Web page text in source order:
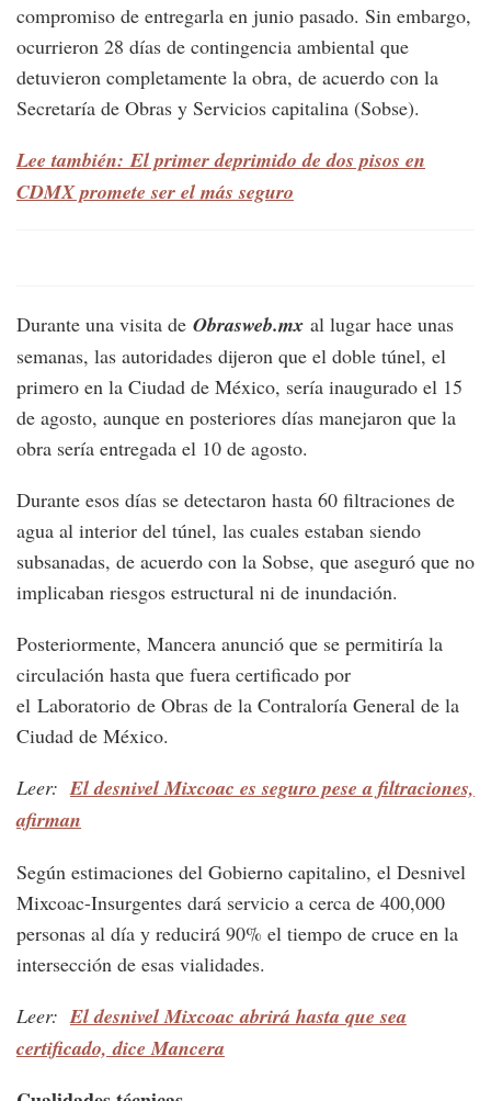
compromiso de entregarla en junio pasado. Sin embargo,
ocurrieron 28 días de contingencia ambiental que
detuvieron completamente la obra, de acuerdo con la
Secretaría de Obras y Servicios capitalina (Sobse).
Lee también: El primer deprimido de dos pisos en
CDMX promete ser el más seguro
Durante una visita de Obrasweb.mx al lugar hace unas
semanas, las autoridades dijeron que el doble túnel, el
primero en la Ciudad de México, sería inaugurado el 15
de agosto, aunque en posteriores días manejaron que la
obra sería entregada el 10 de agosto.
Durante esos días se detectaron hasta 60 filtraciones de
agua al interior del túnel, las cuales estaban siendo
subsanadas, de acuerdo con la Sobse, que aseguró que no
implicaban riesgos estructural ni de inundación.
Posteriormente, Mancera anunció que se permitiría la
circulación hasta que fuera certificado por
el Laboratorio de Obras de la Contraloría General de la
Ciudad de México.
Leer: El desnivel Mixcoac es seguro pese a filtraciones,
afirman
Según estimaciones del Gobierno capitalino, el Desnivel
Mixcoac-Insurgentes dará servicio a cerca de 400,000
personas al día y reducirá 90% el tiempo de cruce en la
intersección de esas vialidades.
Leer: El desnivel Mixcoac abrirá hasta que sea
certificado, dice Mancera